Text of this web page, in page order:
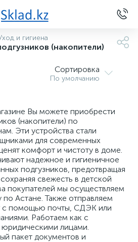
и гигиена
(накопители)
Сортировка
По умолчанию
Вы можете приобрести
(накопители) по
Эти устройства стали
для современных
комфорт и чистоту в доме.
надежное и гигиеничное
подгузников, предотвращая
свежесть в детской
покупателей мы осуществляем
Астане. Также отправляем
с помощью почты, СДЭК или
Работаем как с
лицами.
пакет документов и